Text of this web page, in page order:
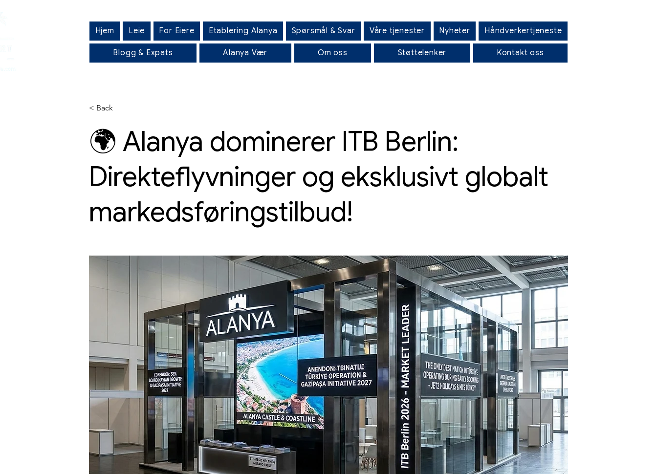
Hjem Leie For Eiere Etablering Alanya Spørsmål & Svar Våre tjenester Nyheter Håndverkertjeneste
Blogg & Expats Alanya Vær Om oss Støttelenker Kontakt oss
< Back
🌍 Alanya dominerer ITB Berlin:
Direkteflyvninger og eksklusivt globalt
markedsføringstilbud!